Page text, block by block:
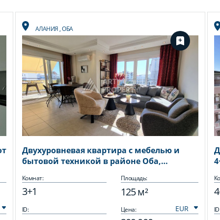
АЛАНИЯ,ОБА
Двухуровневая квартира с мебелью и
бытовой техникой в районе Оба,
Комнат:
3+1
Площадь:
125 м²
ID: Цена: